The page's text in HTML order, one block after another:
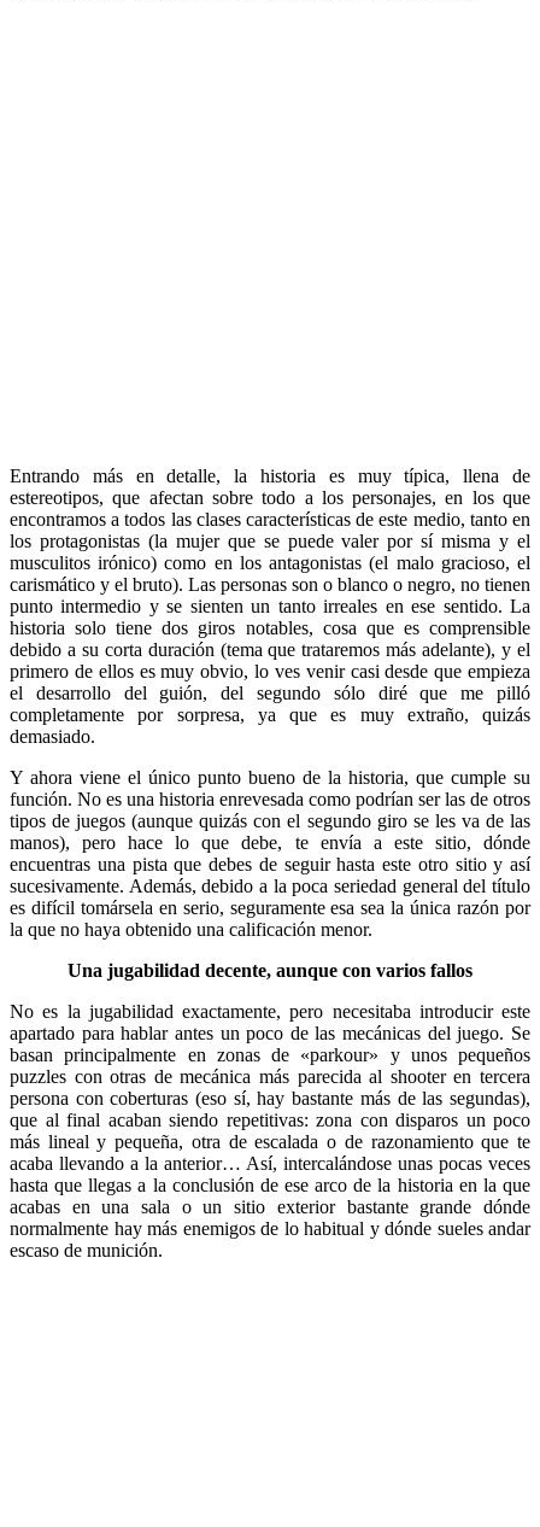
Entrando más en detalle, la historia es muy típica, llena de
estereotipos, que afectan sobre todo a los personajes, en los que
encontramos a todos las clases características de este medio, tanto en
los protagonistas (la mujer que se puede valer por sí misma y el
musculitos irónico) como en los antagonistas (el malo gracioso, el
carismático y el bruto). Las personas son o blanco o negro, no tienen
punto intermedio y se sienten un tanto irreales en ese sentido. La
historia solo tiene dos giros notables, cosa que es comprensible
debido a su corta duración (tema que trataremos más adelante), y el
primero de ellos es muy obvio, lo ves venir casi desde que empieza
el desarrollo del guión, del segundo sólo diré que me pilló
completamente por sorpresa, ya que es muy extraño, quizás
demasiado.
Y ahora viene el único punto bueno de la historia, que cumple su
función. No es una historia enrevesada como podrían ser las de otros
tipos de juegos (aunque quizás con el segundo giro se les va de las
manos), pero hace lo que debe, te envía a este sitio, dónde
encuentras una pista que debes de seguir hasta este otro sitio y así
sucesivamente. Además, debido a la poca seriedad general del título
es difícil tomársela en serio, seguramente esa sea la única razón por
la que no haya obtenido una calificación menor.
Una jugabilidad decente, aunque con varios fallos
No es la jugabilidad exactamente, pero necesitaba introducir este
apartado para hablar antes un poco de las mecánicas del juego. Se
basan principalmente en zonas de «parkour» y unos pequeños
puzzles con otras de mecánica más parecida al shooter en tercera
persona con coberturas (eso sí, hay bastante más de las segundas),
que al final acaban siendo repetitivas: zona con disparos un poco
más lineal y pequeña, otra de escalada o de razonamiento que te
acaba llevando a la anterior… Así, intercalándose unas pocas veces
hasta que llegas a la conclusión de ese arco de la historia en la que
acabas en una sala o un sitio exterior bastante grande dónde
normalmente hay más enemigos de lo habitual y dónde sueles andar
escaso de munición.